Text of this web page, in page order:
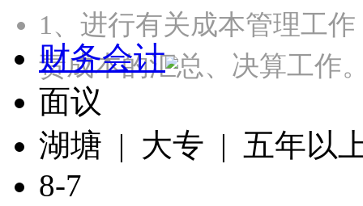
1、进行有关成本管理工
责成本的汇总、决算工
财务会计
面议
湖塘 | 大专 | 五年以
8-7